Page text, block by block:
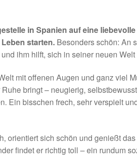
in Spanien auf eine
starten. Besonders schön: An
ihm hilft, sich in seiner neuen
mit offenen Augen und ganz viel
bringt – neugierig,
Ein bisschen frech, sehr verspielt
orientiert sich schön und genießt
findet er richtig toll – ein rundum